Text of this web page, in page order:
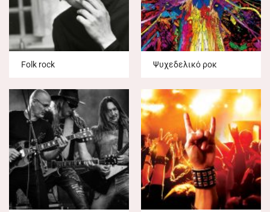
Folk rock Ψυχεδελικό ροκ